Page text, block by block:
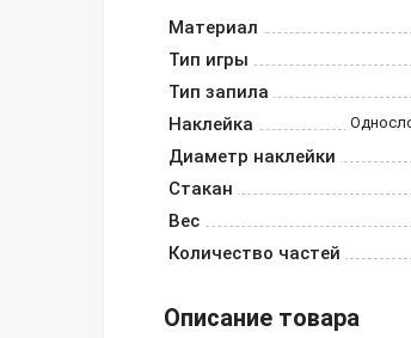
Материал
Тип игры
Тип запила
Наклейка
Диаметр наклейки
Стакан
Вес
Количество частей
Описание товара